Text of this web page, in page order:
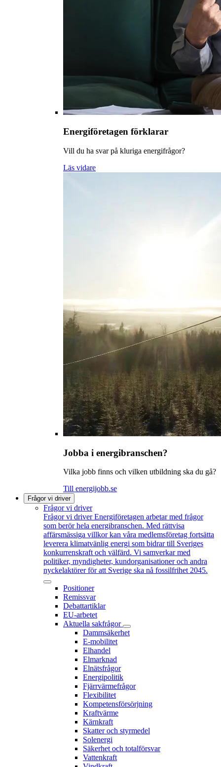
Energiföretagen förklarar
Vill du ha svar på kluriga energifrågor?
Läs vidare
Jobba i energibranschen?
Vilka jobb finns och vilken utbildning ska du gå?
Till energijobb.se
Frågor vi driver
Frågor vi driver
Frågor vi driver Energiföretagen arbetar med frågor
som berör hela energibranschen. Med rättvisa
affärsmässiga villkor kan våra medlemsföretag fortsätta
leverera klimatvänlig energi som bidrar till Sveriges
konkurrenskraft och välfärd. Vi samverkar med
politiker, myndigheter, kundorganisationer och andra
nyckelaktörer för att Sverige ska nå fossilfrihet 2045.
Positioner
Remissvar
Debattartiklar
EU-arbetet
Aktuella sakfrågor
Dammsäkerhet
E-mobilitet
Elhandel
Elmarknad
Elnätsfrågor
Energipolitik
Fjärrvärmefrågor
Flexibilitet
Kompetensförsörjning
Kraftvärme
Kärnkraft
Skatter och styrmedel
Solenergi
Säkerhet och totalförsvar
Vattenkraft